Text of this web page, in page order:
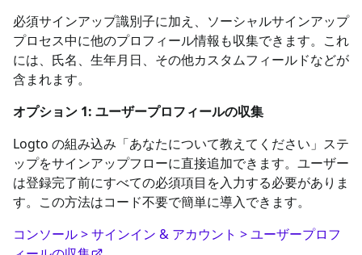
必須サインアップ識別子に加え、ソーシャルサインアップ
プロセス中に他のプロフィール情報も収集できます。これ
には、氏名、生年月日、その他カスタムフィールドなどが
含まれます。
オプション 1: ユーザープロフィールの収集
Logto の組み込み「あなたについて教えてください」ステ
ップをサインアップフローに直接追加できます。ユーザー
は登録完了前にすべての必須項目を入力する必要がありま
す。この方法はコード不要で簡単に導入できます。
コンソール > サインイン & アカウント > ユーザープロフ